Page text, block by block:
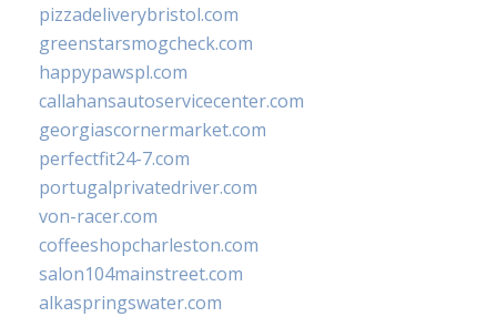
pizzadeliverybristol.com
greenstarsmogcheck.com
happypawspl.com
callahansautoservicecenter.com
georgiascornermarket.com
perfectfit24-7.com
portugalprivatedriver.com
von-racer.com
coffeeshopcharleston.com
salon104mainstreet.com
alkaspringswater.com